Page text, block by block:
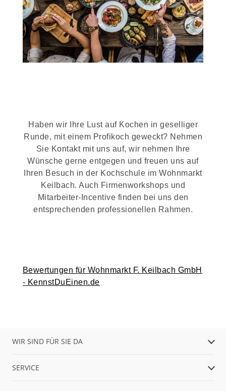
Haben wir Ihre Lust auf Kochen in geselliger
Runde, mit einem Profikoch geweckt? Nehmen
Sie Kontakt mit uns auf, wir nehmen Ihre
Wünsche gerne entgegen und freuen uns auf
Ihren Besuch in der Kochschule im Wohnmarkt
Keilbach. Auch Firmenworkshops und
Mitarbeiter-Incentive finden bei uns den
entsprechenden professionellen Rahmen.
Bewertungen für Wohnmarkt F. Keilbach GmbH
- KennstDuEinen.de
WIR SIND FÜR SIE DA
SERVICE